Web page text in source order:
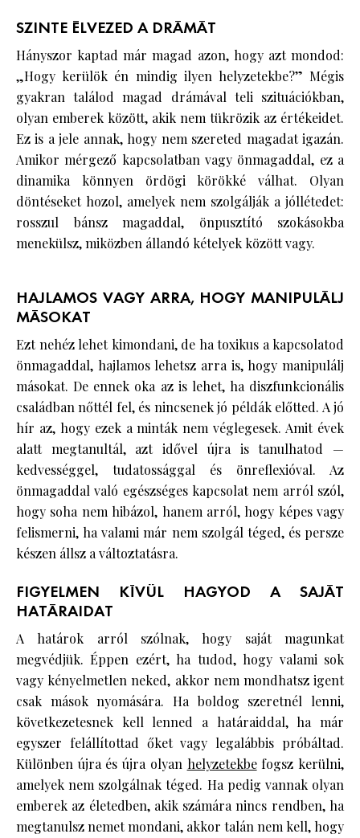
SZINTE ÉLVEZED A DRÁMÁT
Hányszor kaptad már magad azon, hogy azt mondod:
„Hogy kerülök én mindig ilyen helyzetekbe?” Mégis
gyakran találod magad drámával teli szituációkban,
olyan emberek között, akik nem tükrözik az értékeidet.
Ez is a jele annak, hogy nem szereted magadat igazán.
Amikor mérgező kapcsolatban vagy önmagaddal, ez a
dinamika könnyen ördögi körökké válhat. Olyan
döntéseket hozol, amelyek nem szolgálják a jóllétedet:
rosszul bánsz magaddal, önpusztító szokásokba
menekülsz, miközben állandó kételyek között vagy.
HAJLAMOS VAGY ARRA, HOGY MANIPULÁLJ
MÁSOKAT
Ezt nehéz lehet kimondani, de ha toxikus a kapcsolatod
önmagaddal, hajlamos lehetsz arra is, hogy manipulálj
másokat. De ennek oka az is lehet, ha diszfunkcionális
családban nőttél fel, és nincsenek jó példák előtted. A jó
hír az, hogy ezek a minták nem véglegesek. Amit évek
alatt megtanultál, azt idővel újra is tanulhatod —
kedvességgel, tudatossággal és önreflexióval. Az
önmagaddal való egészséges kapcsolat nem arról szól,
hogy soha nem hibázol, hanem arról, hogy képes vagy
felismerni, ha valami már nem szolgál téged, és persze
készen állsz a változtatásra.
FIGYELMEN KÍVÜL HAGYOD A SAJÁT
HATÁRAIDAT
A határok arról szólnak, hogy saját magunkat
megvédjük. Éppen ezért, ha tudod, hogy valami sok
vagy kényelmetlen neked, akkor nem mondhatsz igent
csak mások nyomására. Ha boldog szeretnél lenni,
következetesnek kell lenned a határaiddal, ha már
egyszer felállítottad őket vagy legalábbis próbáltad.
Különben újra és újra olyan helyzetekbefogsz kerülni,
amelyek nem szolgálnak téged. Ha pedig vannak olyan
emberek az életedben, akik számára nincs rendben, ha
megtanulsz nemet mondani, akkor talán nem kell, hogy